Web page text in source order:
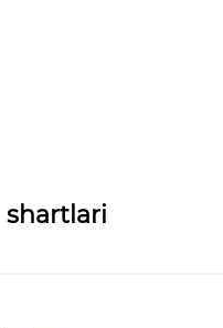
shartlari